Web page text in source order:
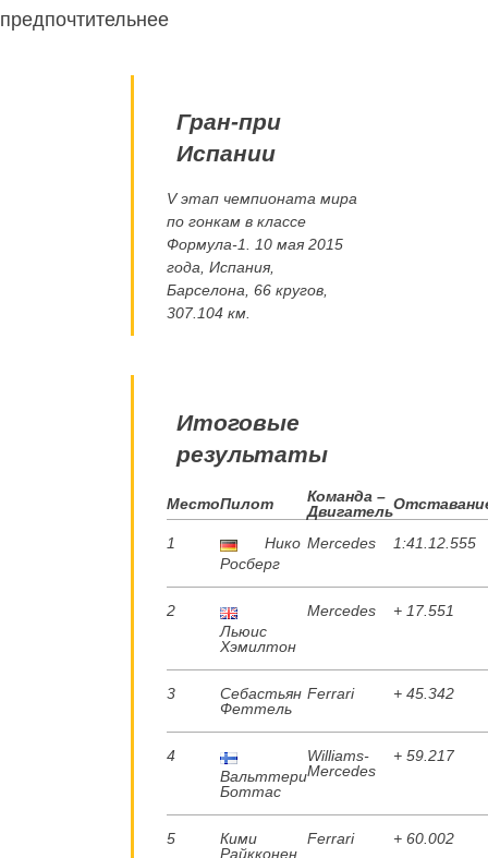
предпочтительнее
Гран-при
Испании
V этап чемпионата мира
по гонкам в классе
Формула-1. 10 мая 2015
года, Испания,
Барселона, 66 кругов,
307.104 км.
Итоговые
результаты
МестоПилот
Команда –
Двигатель
1
Нико
Росберг
Mercedes 1:41.12.555
2
Льюис
Хэмилтон
Mercedes + 17.551
3
Себастьян
Феттель
Ferrari + 45.342
4
Вальттери
Боттас
Williams-
Mercedes
+ 59.217
5
Кими
Райкконен
Ferrari + 60.002